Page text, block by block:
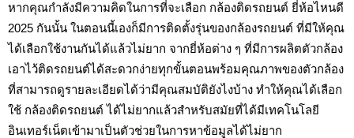
หากคุณกำลังมีความคิดในการที่จะเลือก กล้องติดรถยนต์ ยี่ห้อไหนดี
2025 กันนั้น ในตอนนี้เองก็มีการติดตั้งรุ่นของกล้องรถยนต์ ที่มีให้คุณ
ได้เลือกใช้งานกันได้แล้วไม่ยาก จากยี่ห้อต่าง ๆ ที่มีการผลิตตัวกล้อง
เอาไว้ติดรถยนต์ได้สะดวกง่ายทุกขั้นตอนพร้อมคุณภาพของตัวกล้อง
ที่สามารถดูรายละเอียดได้ว่ามีคุณสมบัติยังไงบ้าง ทำให้คุณได้เลือก
ใช้ กล้องติดรถยนต์ ได้ไม่ยากแล้วสำหรับสมัยที่ได้มีเทคโนโลยี
อินเทอร์เน็ตเข้ามาเป็นตัวช่วยในการหาข้อมูลได้ไม่ยาก